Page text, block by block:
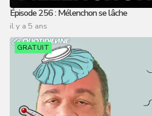
Épisode 256 : Mélenchon se lâche
il y a 5 ans
GRATUIT